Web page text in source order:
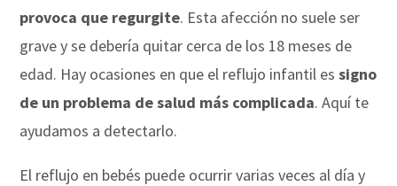
provoca que regurgite. Esta afección no suele ser
grave y se debería quitar cerca de los 18 meses de
edad. Hay ocasiones en que el reflujo infantil essigno
de un problema de salud más complicada. Aquí te
ayudamos a detectarlo.
El reflujo en bebés puede ocurrir varias veces al día y